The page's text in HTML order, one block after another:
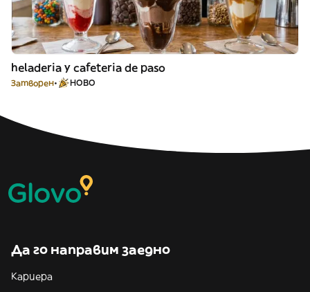
heladeria y cafeteria de paso
Затворен НОВО
Да го направим заедно
Кариера